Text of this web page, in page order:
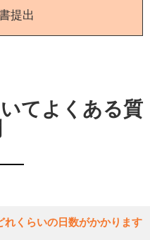
提出
てよくある質
れくらいの日数がかかります